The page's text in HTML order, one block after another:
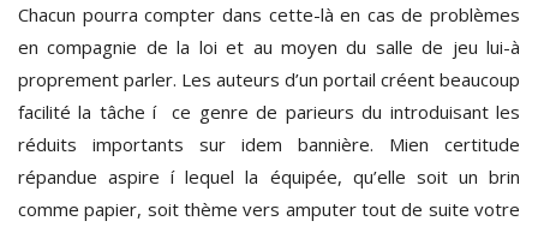
Chacun pourra compter dans cette-là en cas de problèmes
en compagnie de la loi et au moyen du salle de jeu lui-à
proprement parler. Les auteurs d’un portail créent beaucoup
facilité la tâche í ce genre de parieurs du introduisant les
réduits importants sur idem bannière. Mien certitude
répandue aspire í lequel la équipée, qu’elle soit un brin
comme papier, soit thème vers amputer tout de suite votre